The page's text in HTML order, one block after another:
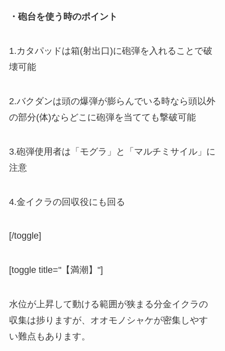
・砲台を使う時のポイント
1.カタパッドは箱(射出口)に砲弾を入れることで破
壊可能
2.バクダンは頭の爆弾が膨らんでいる時なら頭以外
の部分(体)ならどこに砲弾を当てても撃破可能
3.砲弾使用者は「モグラ」と「マルチミサイル」に
注意
4.金イクラの回収役にも回る
[/toggle]
[toggle title="【満潮】"]
水位が上昇して動ける範囲が狭まる分金イクラの
収集は捗りますが、オオモノシャケが密集しやす
い難点もあります。